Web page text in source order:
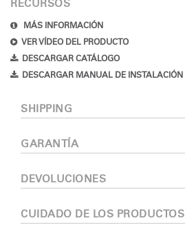
RECURSOS
MÁS INFORMACIÓN
VER VÍDEO DEL PRODUCTO
DESCARGAR CATÁLOGO
DESCARGAR MANUAL DE INSTALACIÓN
SHIPPING
GARANTÍA
DEVOLUCIONES
CUIDADO DE LOS PRODUCTOS